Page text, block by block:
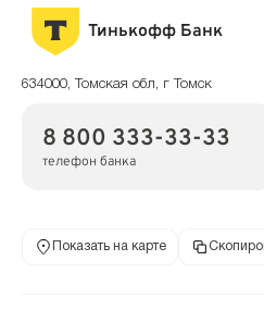
Тинькофф Банк
634000, Томская обл, г Томск
8 800 333-33-33
телефон банка
Показать на карте